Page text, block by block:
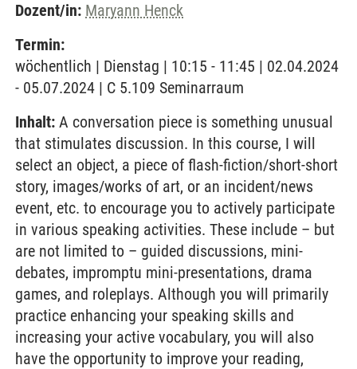
Dozent/in: Maryann Henck
Termin:
wöchentlich | Dienstag | 10:15 - 11:45 | 02.04.2024
- 05.07.2024 | C 5.109 Seminarraum
Inhalt: A conversation piece is something unusual
that stimulates discussion. In this course, I will
select an object, a piece of flash-fiction/short-short
story, images/works of art, or an incident/news
event, etc. to encourage you to actively participate
in various speaking activities. These include – but
are not limited to – guided discussions, mini-
debates, impromptu mini-presentations, drama
games, and roleplays. Although you will primarily
practice enhancing your speaking skills and
increasing your active vocabulary, you will also
have the opportunity to improve your reading,